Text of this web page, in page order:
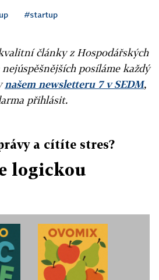
#startup
články z Hospodářských
posíláme každý
našem newsletteru 7 v SEDM,
přihlásit.
a cítíte stres?
logickou